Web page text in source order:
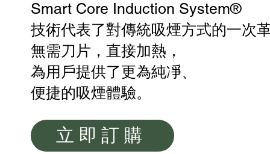
Smart Core Induction System®
技術代表了對傳統吸煙方式的一次
無需刀片，直接加熱，
為用戶提供了更為純凈、
便捷的吸煙體驗。
立即訂購